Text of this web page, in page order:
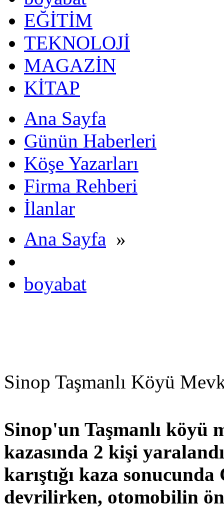
EĞİTİM
TEKNOLOJİ
MAGAZİN
KİTAP
Ana Sayfa
Günün Haberleri
Köşe Yazarları
Firma Rehberi
İlanlar
Ana Sayfa »
boyabat
Sinop Taşmanlı Köyü
Sinop'un Taşmanlı köyü
kazasında 2 kişi
karıştığı kaza
devrilirken, otomobilin